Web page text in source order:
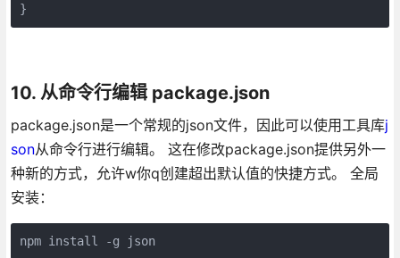
}
10. 从命令行编辑 package.json
package.json是一个常规的json文件，因此可以使用工具库j
son从命令行进行编辑。 这在修改package.json提供另外一
种新的方式，允许w你q创建超出默认值的快捷方式。 全局
安装：
npm install -g json